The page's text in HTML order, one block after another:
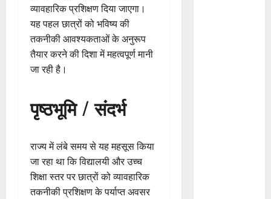
व्यावहारिक प्रशिक्षण दिया जाएगा।
यह पहल छात्रों को भविष्य की
तकनीकी आवश्यकताओं के अनुरूप
तैयार करने की दिशा में महत्वपूर्ण मानी
जा रही है।
पृष्ठभूमि / संदर्भ
राज्य में लंबे समय से यह महसूस किया
जा रहा था कि विद्यालयी और उच्च
शिक्षा स्तर पर छात्रों को व्यावहारिक
तकनीकी प्रशिक्षण के पर्याप्त अवसर